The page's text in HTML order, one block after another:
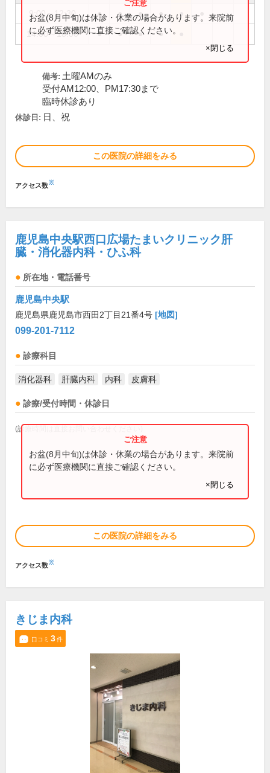
9:00～12:30 ● ● ● ● ●
14:00～18:00 ● ● ● ●
お盆(8月中旬)は休診・休業の場合があります。来院前
に必ず医療機関に直接ご確認ください。
×閉じる
備考: 土曜AMのみ
受付AM12:00、PM17:30まで
臨時休診あり
休診日: 日、祝
この医院の詳細をみる
アクセス数※
鹿児島中央駅西口広場たまいクリニック肝
臓・消化器内科・ひふ科
所在地・電話番号
鹿児島中央駅
鹿児島県鹿児島市西田2丁目21番4号 [地図]
099-201-7112
診療科目
消化器科 肝臓内科 内科 皮膚科
診療/受付時間・休診日
(診療時間は直接お問い合わせください)
お盆(8月中旬)は休診・休業の場合があります。来院前
に必ず医療機関に直接ご確認ください。
×閉じる
この医院の詳細をみる
アクセス数※
きじま内科
口コミ 3件